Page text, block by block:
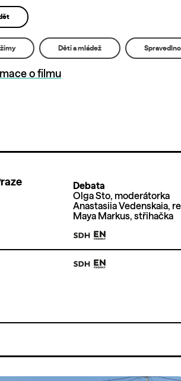
Děti a mládež
o filmu
Debata
Olga Sto, moderátorka
Anastasiia Vedenskaia,
Maya Markus, střihačka